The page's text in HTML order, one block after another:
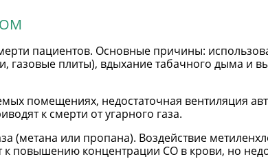
пациентов. Основные причины:
газовые плиты), вдыхание табачного дыма и
помещениях, недостаточная вентиляция
к смерти от угарного газа.
(метана или пропана). Воздействие
повышению концентрации СО в крови, но